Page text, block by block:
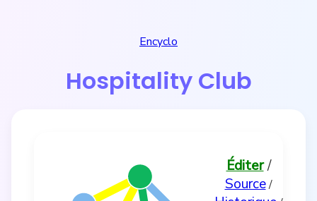
Encyclo
Hospitality Club
Éditer/
Source/